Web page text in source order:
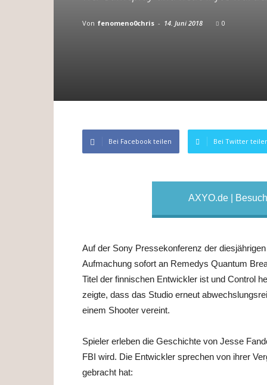
Von fenomeno0chris - 14. Juni 2018 0
Bei Facebook teilen Bei Twitter
AXYO.de |
Auf der Sony Pressekonferenz der
Aufmachung sofort an Remedys Quantum
Titel der finnischen Entwickler ist und Control
zeigte, dass das Studio erneut
einem Shooter vereint.
Spieler erleben die Geschichte von Jesse
FBI wird. Die Entwickler sprechen von ihrer
gebracht hat: